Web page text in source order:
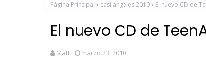
Página Principal casi angeles 2010 El nuevo CD de
El nuevo CD de
Matt marzo 23, 2010